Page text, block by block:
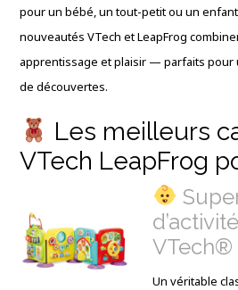
pour un bébé, un tout-petit ou un enfant
nouveautés VTech et LeapFrog
apprentissage et plaisir — parfaits pour
de découvertes.
Les meilleurs
VTech LeapFrog
VTech®
Un véritable